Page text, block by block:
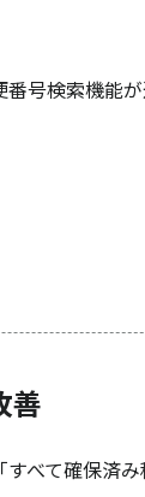
号検索機能が
善
べて確保済